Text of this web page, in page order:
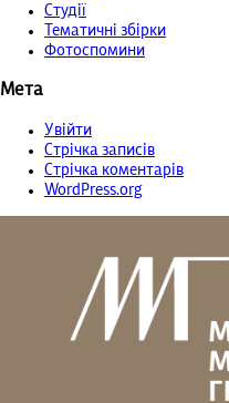
Студії
Тематичні збірки
Фотоспомини
Мета
Увійти
Стрічка записів
Стрічка коментарів
WordPress.org